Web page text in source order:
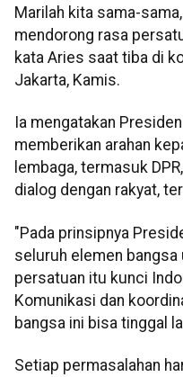
Marilah kita sama-
mendorong rasa
kata Aries saat tiba di
Jakarta, Kamis.
Ia mengatakan
memberikan arahan
lembaga, termasuk
dialog dengan rakyat,
"Pada prinsipnya
seluruh elemen
persatuan itu kunci
Komunikasi dan
bangsa ini bisa tinggal
Setiap permasalahan